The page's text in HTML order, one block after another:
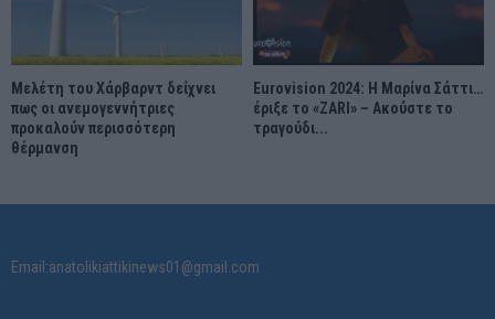
Μελέτη του Χάρβαρντ δείχνει
πως οι ανεμογεννήτριες
προκαλούν περισσότερη
θέρμανση
Eurovision 2024: Η Μαρίνα Σάττι…
έριξε το «ZARI» – Ακούστε το
τραγούδι...
Email:anatolikiattikinews01@gmail.com